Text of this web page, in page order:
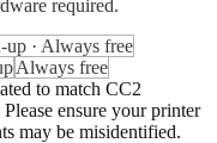
required.
up · Always free
Always free
to match CC2
ensure your printer
may be misidentified.